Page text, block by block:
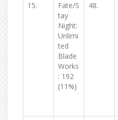
15.
Fate/S
tay
Night:
Unlimi
ted
Blade
Works
: 192
(11%)
48.